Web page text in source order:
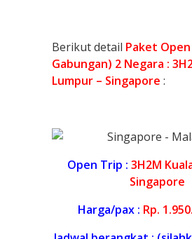
Berikut detail Paket
Gabungan) 2 Negara :
Lumpur – Singapore :
Open Trip : 3H2M
Singapore
Harga/pax : Rp.